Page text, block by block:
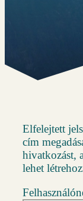
Elfelejtett
cím
hivatkozást,
lehet